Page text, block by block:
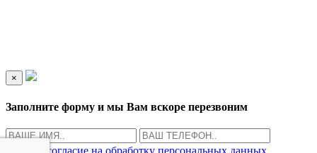
×
Заполните форму и мы Вам вскоре перезвоним
согласие на обработку персональных данных